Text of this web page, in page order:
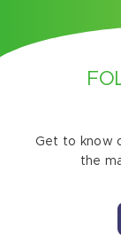
Get to know
the